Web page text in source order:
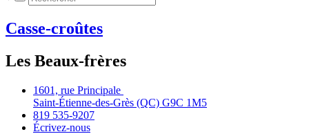
Casse-croûtes
Les Beaux-frères
1601, rue Principale
Saint‑Étienne‑des‑Grès (QC) G9C 1M5
819 535‑9207
Écrivez‑nous